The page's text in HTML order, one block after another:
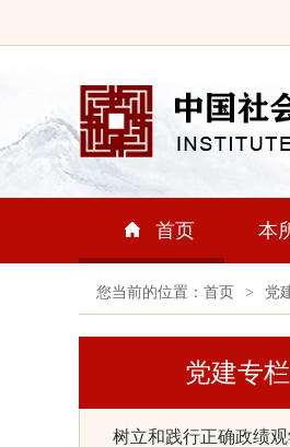
首页 本
您当前的位置： 首页 > 党
党建专栏
树立和践行正确政绩